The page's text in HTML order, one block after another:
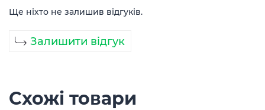
Ще ніхто не залишив відгуків.
Залишити відгук
Схожі товари